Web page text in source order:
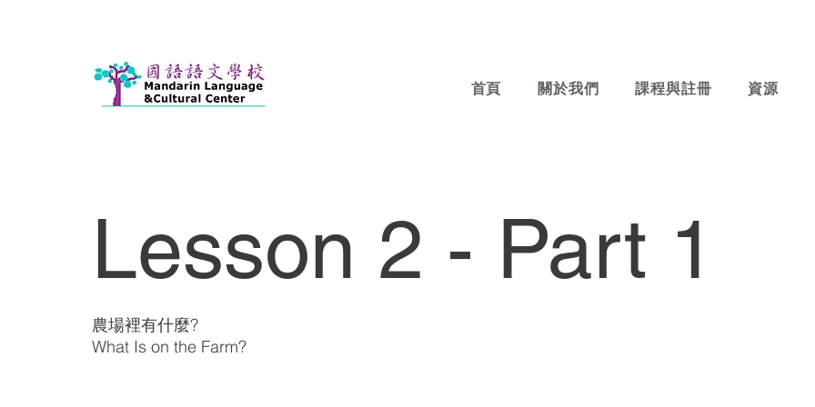
首頁 關於我們 課程與註冊 資源
Lesson 2 - Part 1
農場裡有什麼?
What Is on the Farm?